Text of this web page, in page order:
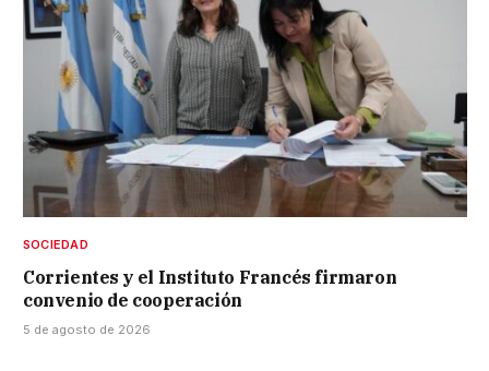
SOCIEDAD
Corrientes y el Instituto Francés firmaron
convenio de cooperación
5 de agosto de 2026